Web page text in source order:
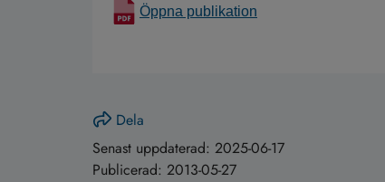
Öppna publikation
Dela
Senast uppdaterad: 2025-06-17
Publicerad: 2013-05-27